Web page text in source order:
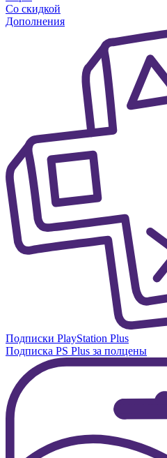
Со скидкой
Дополнения
Подписки PlayStation Plus
Подписка PS Plus за полцены